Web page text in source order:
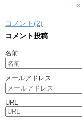
«
コメント(2)
コメント投稿
名前
メールアドレス
URL